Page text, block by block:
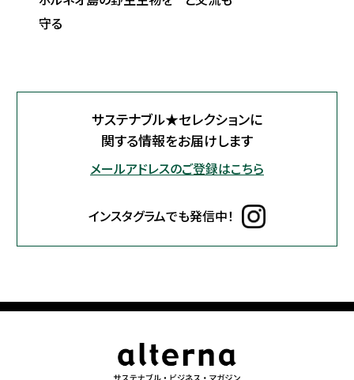
守る
サステナブル★セレクションに
関する情報をお届けします
メールアドレスのご登録はこちら
インスタグラムでも発信中！